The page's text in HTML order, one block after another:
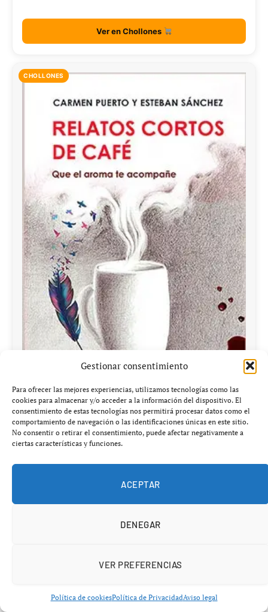
Gestionar consentimiento
Para ofrecer las mejores experiencias, utilizamos tecnologías como las
cookies para almacenar y/o acceder a la información del dispositivo. El
consentimiento de estas tecnologías nos permitirá procesar datos como el
comportamiento de navegación o las identificaciones únicas en este sitio.
No consentir o retirar el consentimiento, puede afectar negativamente a
ciertas características y funciones.
ACEPTAR
DENEGAR
VER PREFERENCIAS
Política de cookiesPolítica de PrivacidadAviso legal
Ver en Chollones
CHOLLONES
Relatos cortos de café
17,95€
Ver en Chollones